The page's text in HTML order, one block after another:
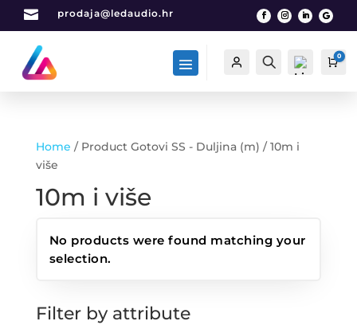
 prodaja@ledaudio.hr
Račun Traži 0
Home / Product Gotovi SS - Duljina (m) / 10m i
više
10m i više
No products were found matching your
selection.
Filter by attribute